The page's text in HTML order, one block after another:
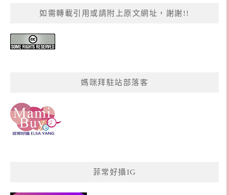
如需轉載引用或請附上原文網址，謝謝!!
媽咪拜駐站部落客
菲常好攝IG